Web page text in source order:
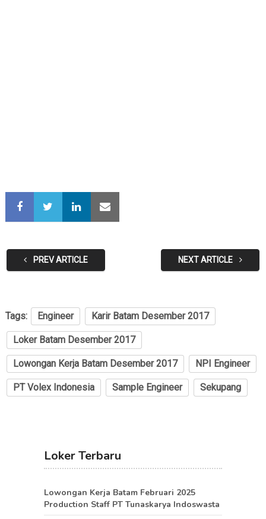
PREV ARTICLE NEXT ARTICLE
Tags: Engineer Karir Batam Desember 2017
Loker Batam Desember 2017
Lowongan Kerja Batam Desember 2017 NPI Engineer
PT Volex Indonesia Sample Engineer Sekupang
Loker Terbaru
Lowongan Kerja Batam Februari 2025
Production Staff PT Tunaskarya Indoswasta